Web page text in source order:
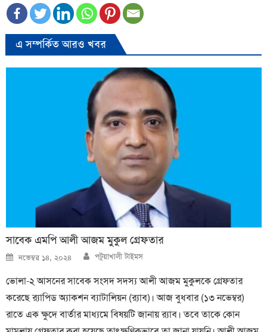
এ সম্পর্কিত আরও খবর
সাবেক এমপি আলী আজম মুকুল গ্রেফতার
Posted
on
নভেম্বর ১৪, ২০২৪ Author
পটুয়াখালী টাইমস
ভোলা-২ আসনের সাবেক সংসদ সদস্য আলী আজম মুকুলকে গ্রেফতার
করেছে র‍্যাপিড অ্যাকশন ব্যাটালিয়ন (র‍্যাব)। আজ বুধবার (১৩ নভেম্বর)
রাতে এক ক্ষুদে বার্তার মাধ্যমে বিষয়টি জানায় র‍্যাব। তবে তাকে কোন